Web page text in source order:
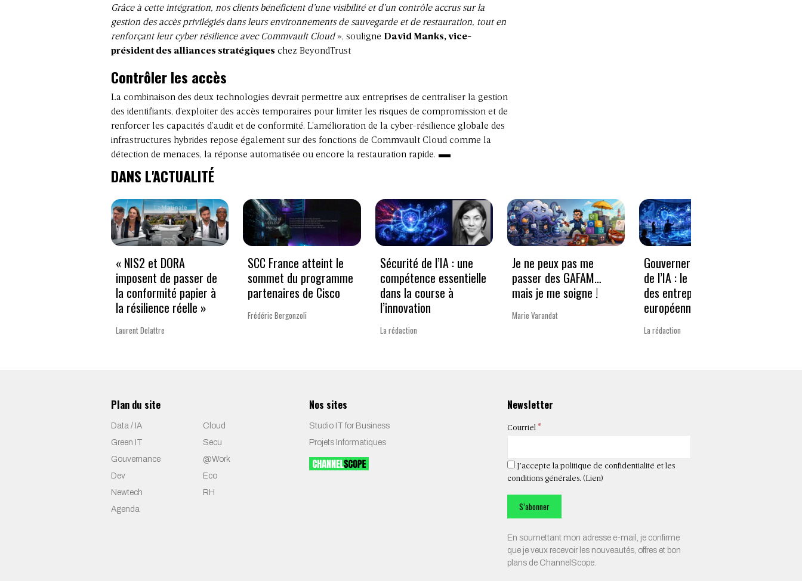
Grâce à cette intégration, nos clients bénéficient d’une visibilité et d’un contrôle accrus sur la
gestion des accès privilégiés dans leurs environnements de sauvegarde et de restauration, tout en
renforçant leur cyber résilience avec Commvault Cloud», souligne David Manks, vice-
président des alliances stratégiques chez BeyondTrust
Contrôler les accès
La combinaison des deux technologies devrait permettre aux entreprises de centraliser la gestion
des identifiants, d’exploiter des accès temporaires pour limiter les risques de compromission et de
renforcer les capacités d’audit et de conformité. L’amélioration de la cyber-résilience globale des
infrastructures hybrides repose également sur des fonctions de Commvault Cloud comme la
détection de menaces, la réponse automatisée ou encore la restauration rapide.
DANS L'ACTUALITÉ
« NIS2 et DORA
imposent de passer de
la conformité papier à
la résilience réelle »
Laurent Delattre
SCC France atteint le
sommet du programme
partenaires de Cisco
Frédéric Bergonzoli
Sécurité de l’IA : une
compétence essentielle
dans la course à
l’innovation
La rédaction
Je ne peux pas me
passer des GAFAM…
mais je me soigne !
Marie Varandat
Gouverner à la vitesse
de l’IA : le nouveau défi
des entreprises
européennes
La rédaction
Plan du site
Data / IA
Cloud
Green IT
Secu
Gouvernance
@Work
Dev
Eco
Newtech
RH
Agenda
Nos sites
Studio IT for Business
Projets Informatiques
Newsletter
Courriel *
J’accepte la politique de confidentialité et les
conditions générales. (Lien)
En soumettant mon adresse e-mail, je confirme
que je veux recevoir les nouveautés, offres et bon
plans de ChannelScope.